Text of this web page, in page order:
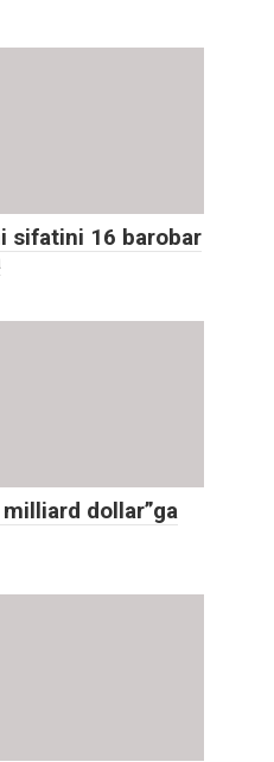
sifatini 16 barobar
milliard dollar”ga